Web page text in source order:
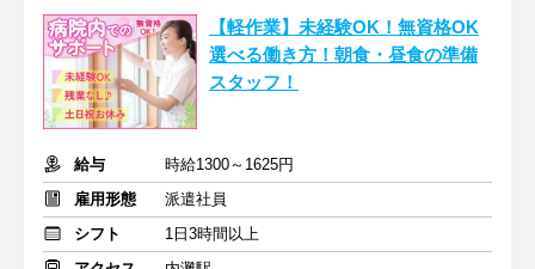
【軽作業】未経験OK！無資格OK
選べる働き方！朝食・昼食の準備
スタッフ！
給与
時給1300～1625円
雇用形態
派遣社員
シフト
1日3時間以上